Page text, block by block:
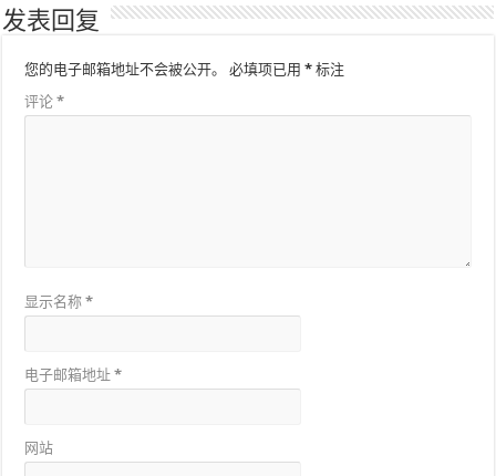
发表回复
您的电子邮箱地址不会被公开。 必填项已用* 标注
评论*
显示名称*
电子邮箱地址*
网站